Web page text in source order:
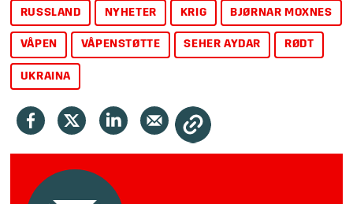
RUSSLAND NYHETER KRIG BJØRNAR MOXNES
VÅPEN VÅPENSTØTTE SEHER AYDAR RØDT
UKRAINA